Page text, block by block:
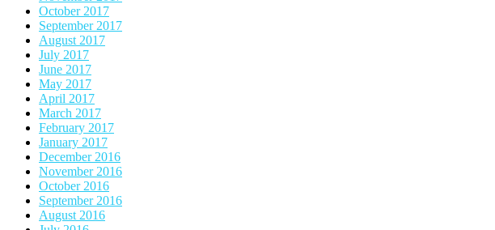
October 2017
September 2017
August 2017
July 2017
June 2017
May 2017
April 2017
March 2017
February 2017
January 2017
December 2016
November 2016
October 2016
September 2016
August 2016